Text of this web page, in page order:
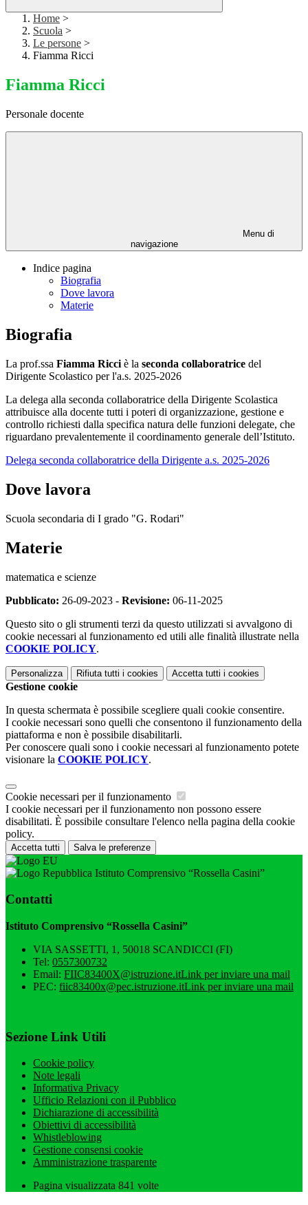
Home >
Scuola >
Le persone >
Fiamma Ricci
Fiamma Ricci
Personale docente
Menu di
navigazione
Indice pagina
Biografia
Dove lavora
Materie
Biografia
La prof.ssa Fiamma Ricci è la seconda collaboratrice del
Dirigente Scolastico per l'a.s. 2025-2026
La delega alla seconda collaboratrice della Dirigente Scolastica
attribuisce alla docente tutti i poteri di organizzazione, gestione e
controllo richiesti dalla specifica natura delle funzioni delegate, che
riguardano prevalentemente il coordinamento generale dell’Istituto.
Delega seconda collaboratrice della Dirigente a.s. 2025-2026
Dove lavora
Scuola secondaria di I grado "G. Rodari"
Materie
matematica e scienze
Pubblicato: 26-09-2023 - Revisione: 06-11-2025
Questo sito o gli strumenti terzi da questo utilizzati si avvalgono di
cookie necessari al funzionamento ed utili alle finalità illustrate nella
COOKIE POLICY.
Personalizza Rifiuta tutti i cookies Accetta tutti i cookies
Gestione cookie
In questa schermata è possibile scegliere quali cookie consentire.
I cookie necessari sono quelli che consentono il funzionamento della
piattaforma e non è possibile disabilitarli.
Per conoscere quali sono i cookie necessari al funzionamento potete
visionare la COOKIE POLICY.
Cookie necessari per il funzionamento
I cookie necessari per il funzionamento non possono essere
disabilitati. È possibile consultare l'elenco nella pagina della cookie
policy.
Accetta tutti Salva le preferenze
Istituto Comprensivo “Rossella Casini”
Contatti
Istituto Comprensivo “Rossella Casini”
VIA SASSETTI, 1, 50018 SCANDICCI (FI)
Tel: 0557300732
Email: FIIC83400X@istruzione.itLink per inviare una mail
PEC: fiic83400x@pec.istruzione.itLink per inviare una mail
Sezione Link Utili
Cookie policy
Note legali
Informativa Privacy
Ufficio Relazioni con il Pubblico
Dichiarazione di accessibilità
Obiettivi di accessibilità
Whistleblowing
Gestione consensi cookie
Amministrazione trasparente
Pagina visualizzata 841 volte